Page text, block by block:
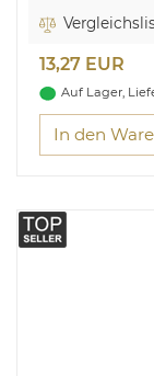
13,27 EUR
Auf Lager,
In den